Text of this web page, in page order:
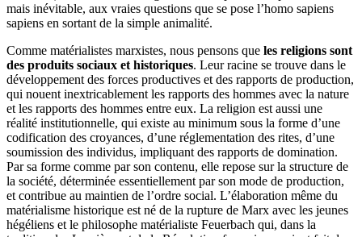
mais inévitable, aux vraies questions que se pose l’homo sapiens
sapiens en sortant de la simple animalité.
Comme matérialistes marxistes, nous pensons que les religions sont
des produits sociaux et historiques. Leur racine se trouve dans le
développement des forces productives et des rapports de production,
qui nouent inextricablement les rapports des hommes avec la nature
et les rapports des hommes entre eux. La religion est aussi une
réalité institutionnelle, qui existe au minimum sous la forme d’une
codification des croyances, d’une réglementation des rites, d’une
soumission des individus, impliquant des rapports de domination.
Par sa forme comme par son contenu, elle repose sur la structure de
la société, déterminée essentiellement par son mode de production,
et contribue au maintien de l’ordre social. L’élaboration même du
matérialisme historique est né de la rupture de Marx avec les jeunes
hégéliens et le philosophe matérialiste Feuerbach qui, dans la